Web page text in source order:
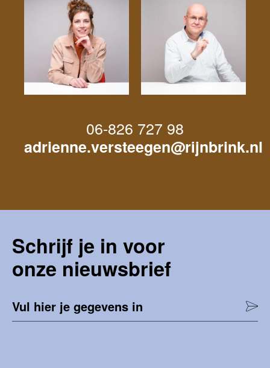
06-826 727 98
adrienne.versteegen@rijnbrink.nl
Schrijf je in voor
onze nieuwsbrief
Vul hier je gegevens in